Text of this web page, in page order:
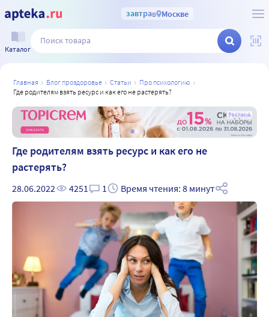
завтрав Москве
Каталог
главная блог проздоровье статьи
про психологию
где родителям взять ресурс и как его не растерять?
Реклама
Где родителям взять ресурс и как его не
растерять?
28.06.2022 4251 1 Время чтения: 8 минут